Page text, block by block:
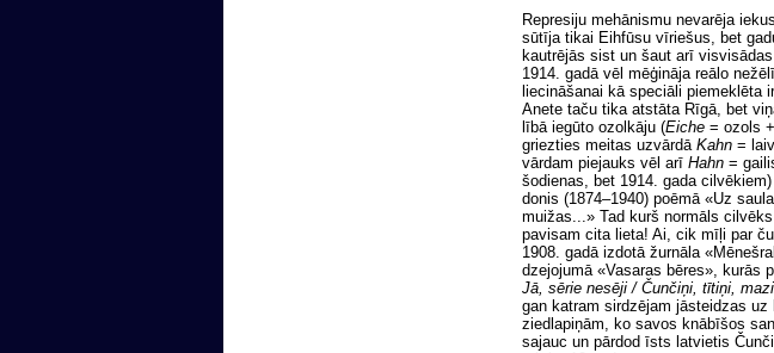
Re­pre­si­ju me­hā­nis­mu ne­va­rē­ja
sū­tī­ja ti­kai Eih­fū­su vī­rie­šus, bet
kaut­rē­jās sist un šaut arī
1914. ga­dā vēl mē­ģi­nā­ja re­ālo
lie­ci­nā­ša­nai kā spe­ci­āli pie­mek­lē­ta
Ane­te ta­ču ti­ka at­stā­ta Rī­gā, bet
lī­bā ie­gū­to ozol­kā­ju (Eic­he = ozols +
griez­ties mei­tas uz­vār­dā Kahn =
vār­dam pie­jauks vēl arī Hahn =
šo­die­nas, bet 1914. ga­da
do­nis (1874–1940) po­ēmā «Uz
mui­žas...» Tad kurš nor­māls
pa­vi­sam ci­ta lie­ta! Ai, cik mī­ļi par
1908. ga­dā iz­do­tā žur­nā­la
dze­jo­ju­mā «Va­sa­ras bē­res», ku­rās
Jā, sē­rie ne­sē­ji / Čun­či­ņi, tī­ti­ņi,
gan kat­ram sir­dzē­jam jā­stei­dzas
zied­la­pi­ņām, ko sa­vos knā­bī­šos
sa­jauc un pār­dod īsts lat­vie­tis